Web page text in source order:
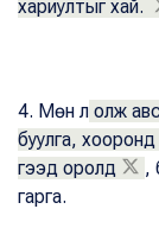
хариултыг хай.
4. Мөн л олж
буулга,
гээд оролд
,
гарга.